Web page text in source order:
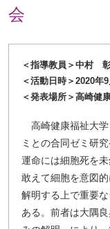
会
＜指導教員＞中村
＜活動日時＞2020年
＜発表場所＞高崎健
高崎健康福祉大学
ミとの合同ゼミ研
運命には細胞死を
敢えて細胞を意図
解明する上で重要
ある。前者は大隅